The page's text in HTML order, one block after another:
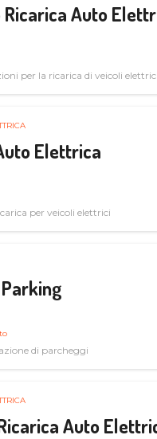
Ricarica Auto
per la ricarica di veicoli elettrici
Elettrica
per veicoli elettrici
di parcheggi
Auto